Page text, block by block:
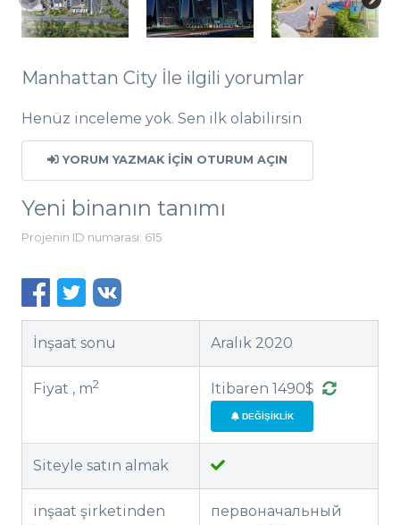
Manhattan City İle ilgili yorumlar
Henüz inceleme yok. Sen ilk olabilirsin
YORUM YAZMAK IÇIN OTURUM AÇIN
Yeni binanın tanımı
Projenin ID numarası: 615
İnşaat sonu Aralık 2020
Fiyat , m2 Itibaren 1490$
DEĞIŞIKLIK
Siteyle satın almak
inşaat şirketinden
первоначальный